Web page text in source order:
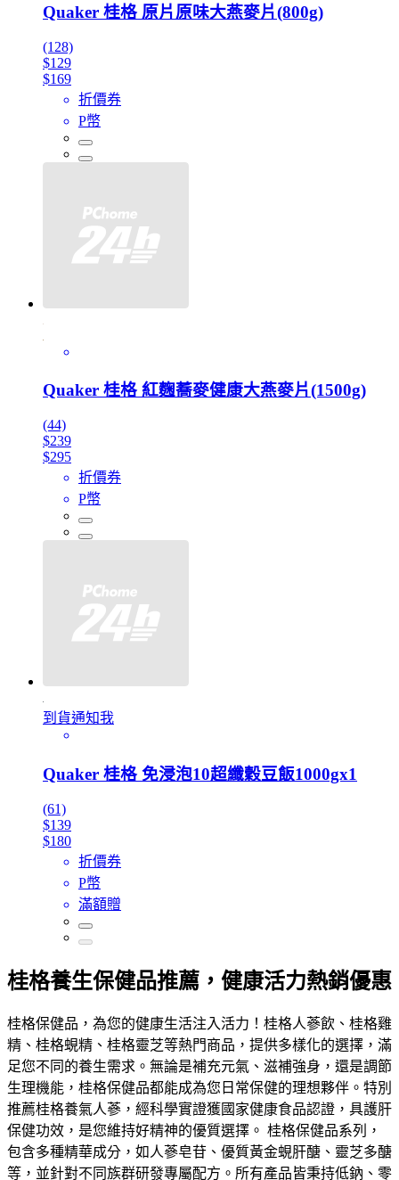
Quaker 桂格 原片原味大燕麥片(800g)
(128)
$129
$169
折價券
P幣
Quaker 桂格 紅麴蕎麥健康大燕麥片(1500g)
(44)
$239
$295
折價券
P幣
到貨通知我
Quaker 桂格 免浸泡10超纖穀豆飯1000gx1
(61)
$139
$180
折價券
P幣
滿額贈
桂格養生保健品推薦，健康活力熱銷優惠
桂格保健品，為您的健康生活注入活力！桂格人蔘飲、桂格雞
精、桂格蜆精、桂格靈芝等熱門商品，提供多樣化的選擇，滿
足您不同的養生需求。無論是補充元氣、滋補強身，還是調節
生理機能，桂格保健品都能成為您日常保健的理想夥伴。特別
推薦桂格養氣人蔘，經科學實證獲國家健康食品認證，具護肝
保健功效，是您維持好精神的優質選擇。 桂格保健品系列，
包含多種精華成分，如人蔘皂苷、優質黃金蜆肝醣、靈芝多醣
等，並針對不同族群研發專屬配方。所有產品皆秉持低鈉、零